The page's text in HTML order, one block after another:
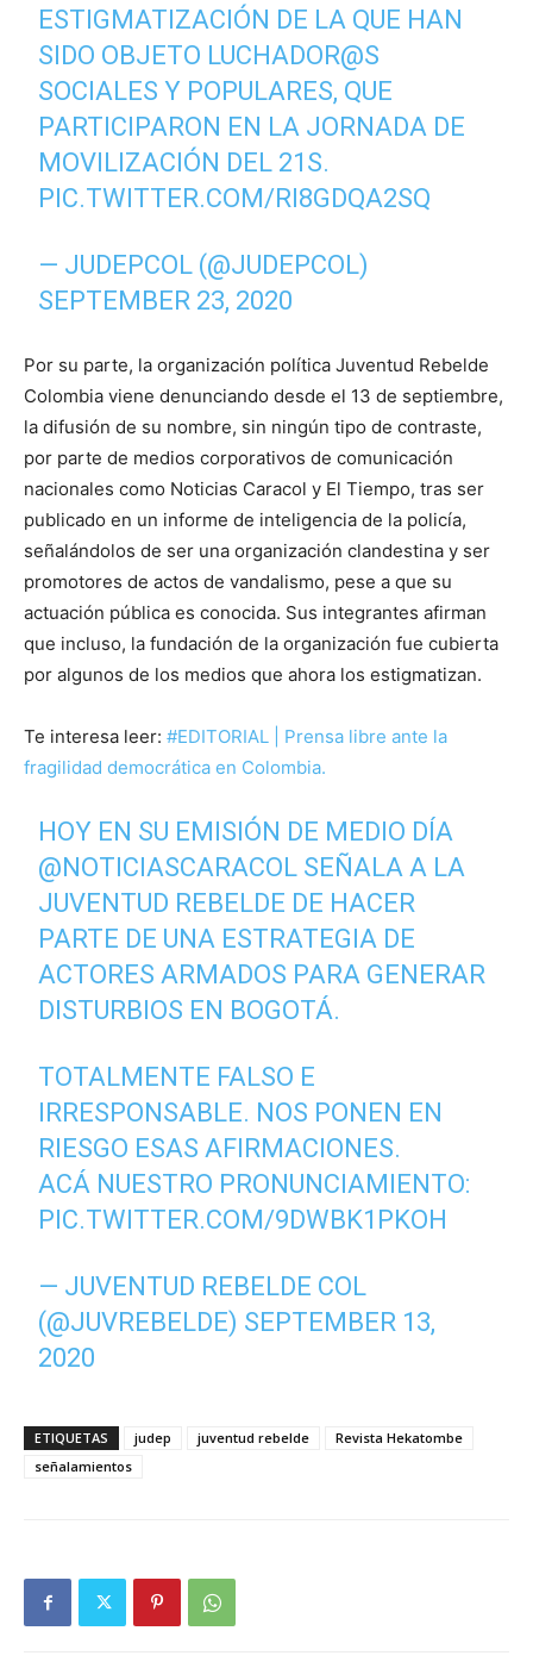
ESTIGMATIZACIÓN DE LA QUE HAN
SIDO OBJETO LUCHADOR@S
SOCIALES Y POPULARES, QUE
PARTICIPARON EN LA JORNADA DE
MOVILIZACIÓN DEL 21S.
PIC.TWITTER.COM/RI8GDQA2SQ
— JUDEPCOL (@JUDEPCOL)
SEPTEMBER 23, 2020
Por su parte, la organización política Juventud Rebelde
Colombia viene denunciando desde el 13 de septiembre,
la difusión de su nombre, sin ningún tipo de contraste,
por parte de medios corporativos de comunicación
nacionales como Noticias Caracol y El Tiempo, tras ser
publicado en un informe de inteligencia de la policía,
señalándolos de ser una organización clandestina y ser
promotores de actos de vandalismo, pese a que su
actuación pública es conocida. Sus integrantes afirman
que incluso, la fundación de la organización fue cubierta
por algunos de los medios que ahora los estigmatizan.
Te interesa leer: #EDITORIAL | Prensa libre ante la
fragilidad democrática en Colombia.
HOY EN SU EMISIÓN DE MEDIO DÍA
@NOTICIASCARACOL SEÑALA A LA
JUVENTUD REBELDE DE HACER
PARTE DE UNA ESTRATEGIA DE
ACTORES ARMADOS PARA GENERAR
DISTURBIOS EN BOGOTÁ.
TOTALMENTE FALSO E
IRRESPONSABLE. NOS PONEN EN
RIESGO ESAS AFIRMACIONES.
ACÁ NUESTRO PRONUNCIAMIENTO:
PIC.TWITTER.COM/9DWBK1PKOH
— JUVENTUD REBELDE COL
(@JUVREBELDE) SEPTEMBER 13,
2020
ETIQUETAS judep juventud rebelde
Revista Hekatombe
señalamientos